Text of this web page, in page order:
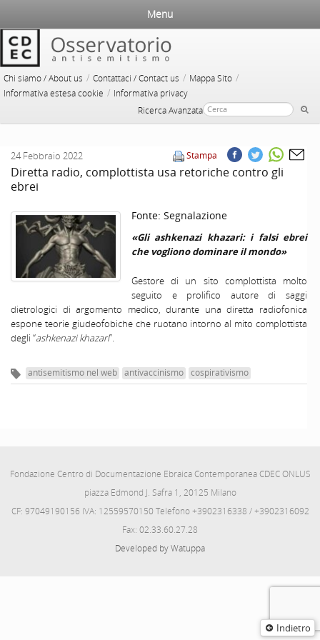
Chi siamo / About us / Contattaci / Contact us / Mappa Sito /
Informativa estesa cookie / Informativa privacy
Ricerca Avanzata
Menu
Indietro
Stampa
24 Febbraio 2022
Diretta radio, complottista usa retoriche contro gli
ebrei
Fonte: Segnalazione
«Gli ashkenazi khazari: i falsi ebrei
che vogliono dominare il mondo»
Gestore di un sito complottista molto
seguito e prolifico autore di saggi
dietrologici di argomento medico, durante una diretta radiofonica
espone teorie giudeofobiche che ruotano intorno al mito complottista
degli “ashkenazi khazari”.
antisemitismo nel web antivaccinismo cospirativismo
Fondazione Centro di Documentazione Ebraica Contemporanea CDEC ONLUS
piazza Edmond J. Safra 1, 20125 Milano
CF: 97049190156 IVA: 12559570150 Telefono +3902316338 / +3902316092
Fax: 02.33.60.27.28
Developed by Watuppa